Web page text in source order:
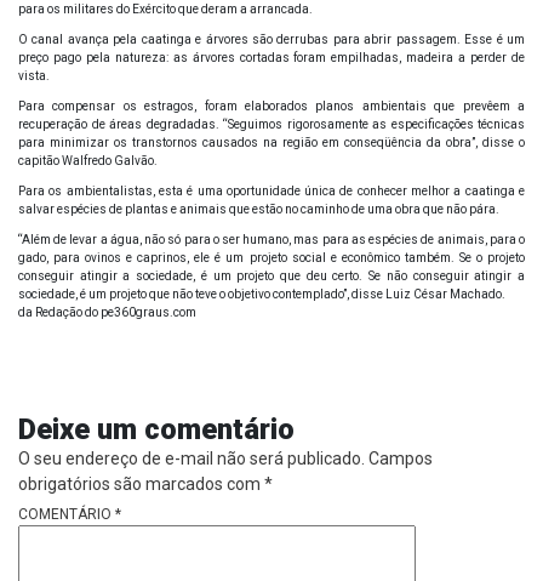
para os militares do Exército que deram a arrancada.
O canal avança pela caatinga e árvores são derrubas para abrir passagem. Esse é um
preço pago pela natureza: as árvores cortadas foram empilhadas, madeira a perder de
vista.
Para compensar os estragos, foram elaborados planos ambientais que prevêem a
recuperação de áreas degradadas. “Seguimos rigorosamente as especificações técnicas
para minimizar os transtornos causados na região em conseqüência da obra”, disse o
capitão Walfredo Galvão.
Para os ambientalistas, esta é uma oportunidade única de conhecer melhor a caatinga e
salvar espécies de plantas e animais que estão no caminho de uma obra que não pára.
“Além de levar a água, não só para o ser humano, mas para as espécies de animais, para o
gado, para ovinos e caprinos, ele é um projeto social e econômico também. Se o projeto
conseguir atingir a sociedade, é um projeto que deu certo. Se não conseguir atingir a
sociedade, é um projeto que não teve o objetivo contemplado”, disse Luiz César Machado.
da Redação do pe360graus.com
Deixe um comentário
O seu endereço de e-mail não será publicado. Campos
obrigatórios são marcados com *
COMENTÁRIO *